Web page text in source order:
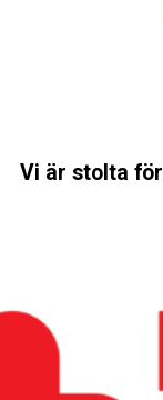
Vi är stolta